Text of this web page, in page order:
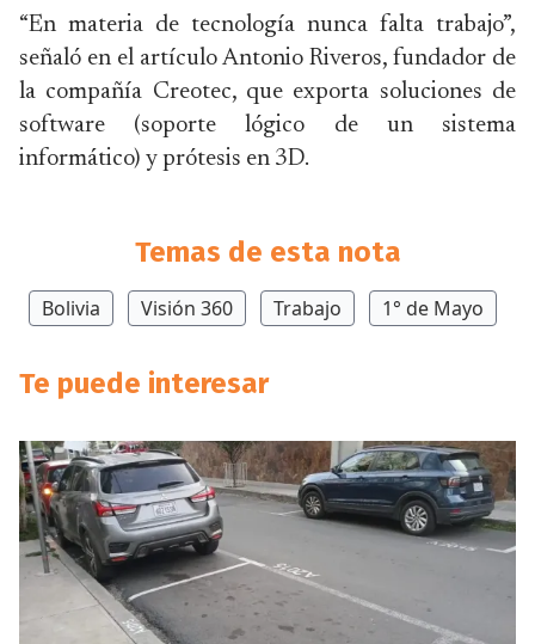
“En materia de tecnología nunca falta trabajo”,
señaló en el artículo Antonio Riveros, fundador de
la compañía Creotec, que exporta soluciones de
software (soporte lógico de un sistema
informático) y prótesis en 3D.
Temas de esta nota
Bolivia Visión 360 Trabajo 1° de Mayo
Te puede interesar